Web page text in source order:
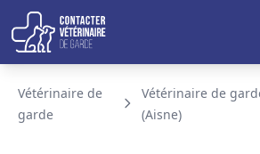
Aller au contenu
BLOG ET ACTUALITE
Vétérinaire de
garde
Vétérinaire de
(Aisne)